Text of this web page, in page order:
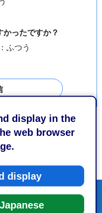
display in the
web browser
display
かったですか？
ふつう